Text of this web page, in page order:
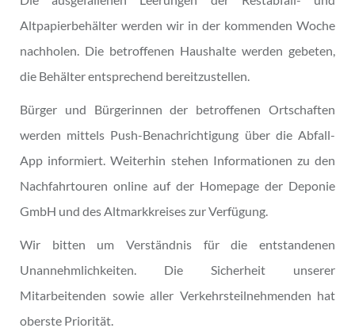
Altpapierbehälter werden wir in der kommenden Woche
nachholen. Die betroffenen Haushalte werden gebeten,
die Behälter entsprechend bereitzustellen.
Bürger und Bürgerinnen der betroffenen Ortschaften
werden mittels Push-Benachrichtigung über die Abfall-
App informiert. Weiterhin stehen Informationen zu den
Nachfahrtouren online auf der Homepage der Deponie
GmbH und des Altmarkkreises zur Verfügung.
Wir bitten um Verständnis für die entstandenen
Unannehmlichkeiten. Die Sicherheit unserer
Mitarbeitenden sowie aller Verkehrsteilnehmenden hat
oberste Priorität.